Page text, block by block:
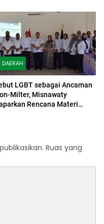
DAERAH
LGBT sebagai Ancaman
Milter, Misnawaty
Rencana Materi
Ruas yang